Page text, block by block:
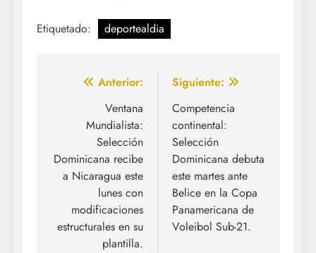
Etiquetado: deportealdia
Navegación
entradas
Anterior:
Ventana
Mundialista:
Selección
Dominicana recibe
a Nicaragua este
lunes con
modificaciones
estructurales en su
plantilla.
Siguiente:
Competencia
continental:
Selección
Dominicana debuta
este martes ante
Belice en la Copa
Panamericana de
Voleibol Sub-21.